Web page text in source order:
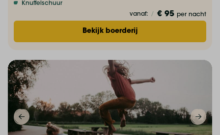
Knuffelschuur
vanaf: / € 95 per nacht
Bekijk boerderij